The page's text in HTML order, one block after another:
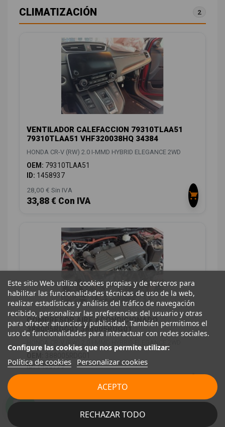
CLIMATIZACIÓN 2
VENTILADOR CALEFACCION 79310TLAA51
79310TLAA51 VHF320038HQ 34384
HONDA CR-V (RW) 2.0 I-MMD HYBRID ELEGANCE 2WD
OEM: 79310TLAA51
ID: 1458937
28,00 € Sin IVA
33,88 € Con IVA
COMPRESOR AIRE ACONDICIONADO
388005RDG01 388005RDG01
ID:1458779
Este sitio Web utiliza cookies propias y de terceros para
habilitar las funcionalidades técnicas de uso de la web,
realizar estadísticas y análisis del tráfico de navegación
recibido, personalizar las preferencias del usuario y otras
para ofrecer anuncios y publicidad. También permitimos el
uso de funcionalidades para interactuar con redes sociales.
Configure las cookies que nos permite utilizar:
Política de cookies Personalizar cookies
RECHAZAR TODO
ACEPTO